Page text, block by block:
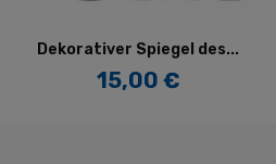
IN DEN WARENKORB
Dekorativer Spiegel des...
Preis
15,00 €